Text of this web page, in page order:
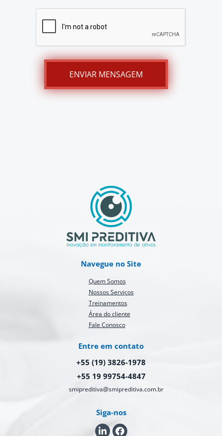
Navegue no Site
Quem Somos
Nossos Serviços
Treinamentos
Área do cliente
Fale Conosco
Entre em contato
+55 (19) 3826-1978
+55 19 99754-4847
smipreditiva@smipreditiva.com.br
Siga-nos